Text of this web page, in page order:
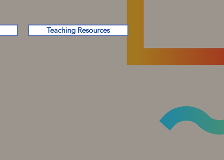
Teaching Resources